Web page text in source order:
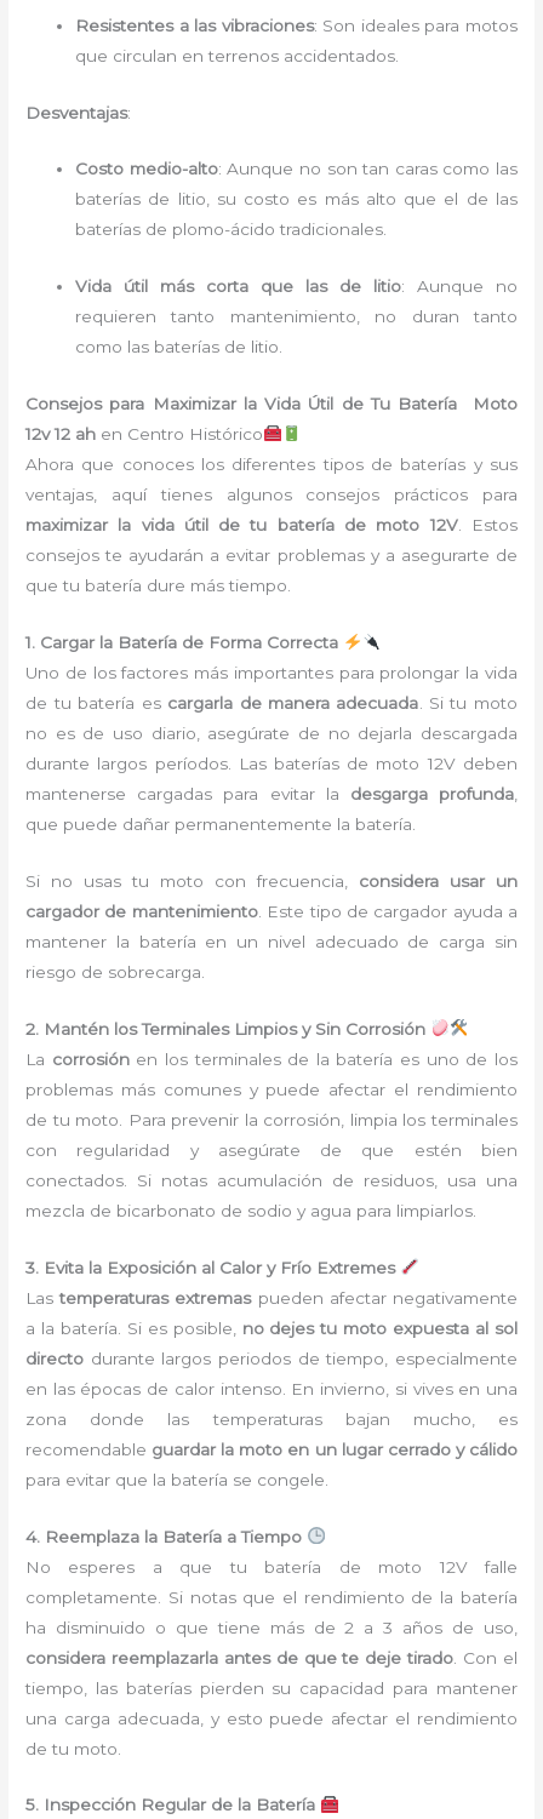
Resistentes a las vibraciones: Son ideales para motos
que circulan en terrenos accidentados.
Desventajas:
Costo medio-alto: Aunque no son tan caras como las
baterías de litio, su costo es más alto que el de las
baterías de plomo-ácido tradicionales.
Vida útil más corta que las de litio: Aunque no
requieren tanto mantenimiento, no duran tanto
como las baterías de litio.
Consejos para Maximizar la Vida Útil de Tu Batería Moto
12v 12 ah en Centro Histórico
Ahora que conoces los diferentes tipos de baterías y sus
ventajas, aquí tienes algunos consejos prácticos para
maximizar la vida útil de tu batería de moto 12V. Estos
consejos te ayudarán a evitar problemas y a asegurarte de
que tu batería dure más tiempo.
1. Cargar la Batería de Forma Correcta
Uno de los factores más importantes para prolongar la vida
de tu batería es cargarla de manera adecuada . Si tu moto
no es de uso diario, asegúrate de no dejarla descargada
durante largos períodos. Las baterías de moto 12V deben
mantenerse cargadas para evitar la desgarga profunda,
que puede dañar permanentemente la batería.
Si no usas tu moto con frecuencia, considera usar un
cargador de mantenimiento. Este tipo de cargador ayuda a
mantener la batería en un nivel adecuado de carga sin
riesgo de sobrecarga.
2. Mantén los Terminales Limpios y Sin Corrosión
La corrosiónen los terminales de la batería es uno de los
problemas más comunes y puede afectar el rendimiento
de tu moto. Para prevenir la corrosión, limpia los terminales
con regularidad y asegúrate de que estén bien
conectados. Si notas acumulación de residuos, usa una
mezcla de bicarbonato de sodio y agua para limpiarlos.
3. Evita la Exposición al Calor y Frío Extremes
Lastemperaturas extremaspueden afectar negativamente
a la batería. Si es posible, no dejes tu moto expuesta al sol
directo durante largos periodos de tiempo, especialmente
en las épocas de calor intenso. En invierno, si vives en una
zona donde las temperaturas bajan mucho, es
recomendable guardar la moto en un lugar cerrado y cálido
para evitar que la batería se congele.
4. Reemplaza la Batería a Tiempo
No esperes a que tu batería de moto 12V falle
completamente. Si notas que el rendimiento de la batería
ha disminuido o que tiene más de 2 a 3 años de uso,
considera reemplazarla antes de que te deje tirado . Con el
tiempo, las baterías pierden su capacidad para mantener
una carga adecuada, y esto puede afectar el rendimiento
de tu moto.
5. Inspección Regular de la Batería